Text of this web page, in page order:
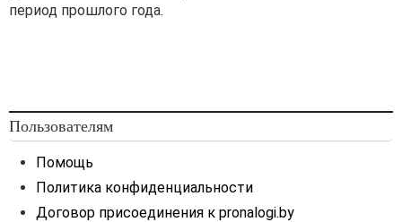
период прошлого года.
Пользователям
Помощь
Политика конфиденциальности
Договор присоединения к pronalogi.by